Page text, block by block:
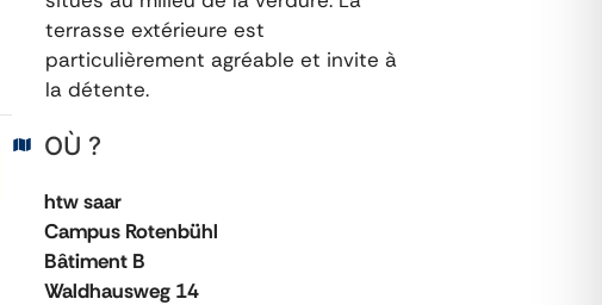
terrasse extérieure est
particulièrement agréable et invite à
la détente.
OÙ ?
htw saar
Campus Rotenbühl
Bâtiment B
Waldhausweg 14